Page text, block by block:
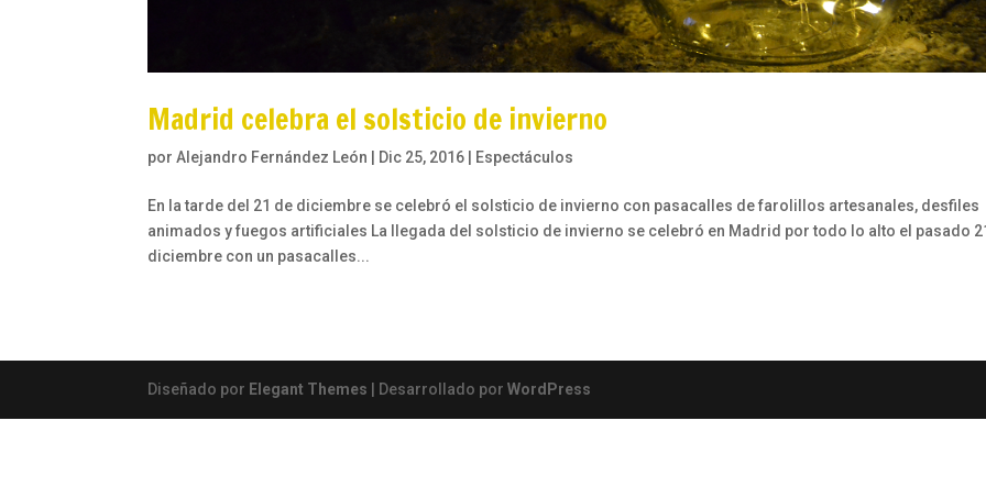
Madrid celebra el solsticio de invierno
porAlejandro Fernández León Dic 25, 2016 Espectáculos
En la tarde del 21 de diciembre se celebró el solsticio de invierno con pasacalles de farolillos artesanales, desfiles
animados y fuegos artificiales La llegada del solsticio de invierno se celebró en Madrid por todo lo alto el pasado
diciembre con un pasacalles...
Diseñado por Elegant Themes | Desarrollado porWordPress